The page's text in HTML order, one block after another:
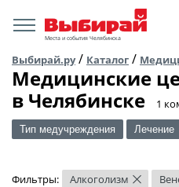
Места и события Челябинска
Выбирай.ру/ Каталог /
Медицинские
в Челябинске
​1
Тип медучреждения Лечение
Фильтры: Алкоголизм ×